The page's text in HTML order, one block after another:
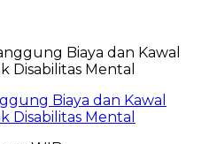
Biaya dan Kawal
Disabilitas Mental